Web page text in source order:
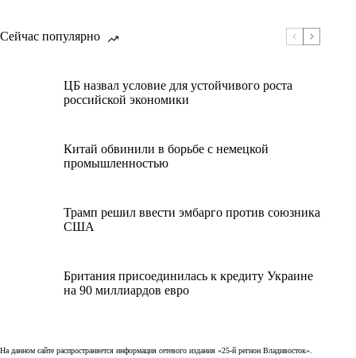
Сейчас популярно
ЦБ назвал условие для устойчивого роста
российской экономики
Китай обвинили в борьбе с немецкой
промышленностью
Трамп решил ввести эмбарго против союзника
США
Британия присоединилась к кредиту Украине
на 90 миллиардов евро
На данном сайте распространяется информация сетевого издания «25-й регион Владивосток».